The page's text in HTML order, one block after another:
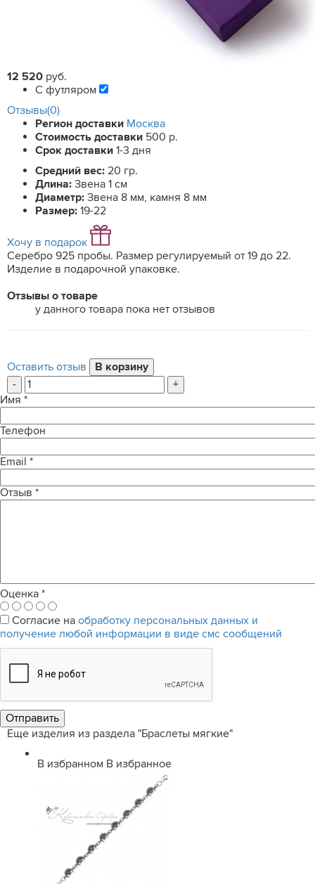
12 520 руб.
С футляром
Отзывы(0)
Регион доставки Москва
Стоимость доставки 500 р.
Срок доставки 1-3 дня
Средний вес: 20 гр.
Длина: Звена 1 см
Диаметр: Звена 8 мм, камня 8 мм
Размер: 19-22
Хочу в подарок
Серебро 925 пробы. Размер регулируемый от 19 до 22.
Изделие в подарочной упаковке.
Отзывы о товаре
у данного товара пока нет отзывов
Оставить отзыв
-
+
Имя *
Телефон
Email *
Отзыв *
Оценка *
Согласие на обработку персональных данных и
получение любой информации в виде смс сообщений
Еще изделия из раздела "Браслеты мягкие"
В избранном В избранное